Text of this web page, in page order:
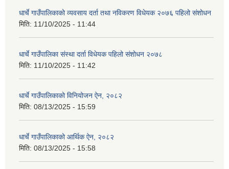
धार्चे गाउँपालिकाको व्यवसाय दर्ता तथा नविकरण विधेयक २०७६ पहिलो संशोधन
मिति: 11/10/2025 - 11:44
धार्चे गाउँपालिका संस्था दर्ता विधेयक पहिलो संशोधन २०७८
मिति: 11/10/2025 - 11:42
धार्चे गाउँपालिकाको विनियोजन ऐन, २०८२
मिति: 08/13/2025 - 15:59
धार्चे गाउँपालिकाको आर्थिक ऐन, २०८२
मिति: 08/13/2025 - 15:58